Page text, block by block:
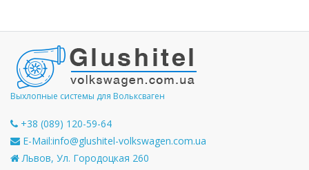
Выхлопные системы для Вольксваген
+38 (089) 120-59-64
E-Mail:info@glushitel-volkswagen.com.ua
Львов, Ул. Городоцкая 260